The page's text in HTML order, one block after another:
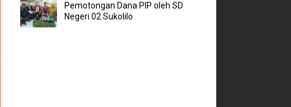
Pemotongan Dana PIP oleh SD
Negeri 02 Sukolilo